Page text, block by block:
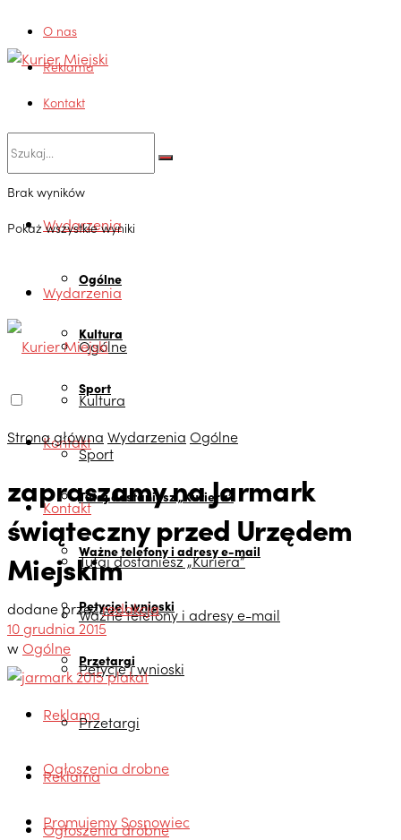
O nas
Reklama
Kontakt
Brak wyników
Pokaż wszystkie wyniki
Wydarzenia
Ogólne
Kultura
Sport
Kontakt
Tutaj dostaniesz „Kuriera”
Ważne telefony i adresy e-mail
Petycje i wnioski
Przetargi
Reklama
Ogłoszenia drobne
Promujemy Sosnowiec
Wydarzenia
Ogólne
Kultura
Sport
Kontakt
Tutaj dostaniesz „Kuriera”
Ważne telefony i adresy e-mail
Petycje i wnioski
Przetargi
Reklama
Ogłoszenia drobne
Strona główna Wydarzenia Ogólne
zapraszamy na Jarmark
świąteczny przed Urzędem
Miejskim
dodane przezredakcja
10 grudnia 2015
wOgólne